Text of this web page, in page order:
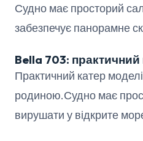
Судно має просторий
забезпечує панорамне
Bella 703: практичний
Практичний катер
родиною.Судно має
вирушати у відкрите